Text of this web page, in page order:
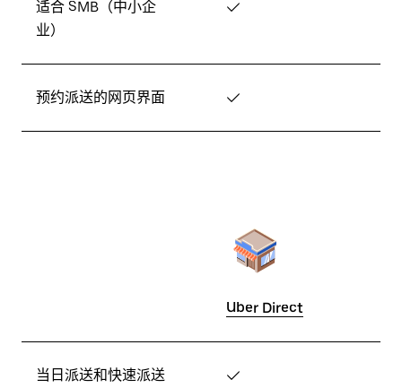
适合 SMB（中小企
业）
✓
预约派送的网页界面 ✓
Uber Direct
当日派送和快速派送
✓